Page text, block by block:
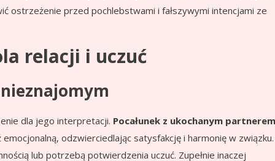
ostrzeżenie przed pochlebstwami i fałszywymi intencjami ze
relacji i uczuć
dla jego interpretacji. Pocałunek z ukochanym partnerem
odzwierciedlając satysfakcję i harmonię w związku.
lub potrzebą potwierdzenia uczuć. Zupełnie inaczej